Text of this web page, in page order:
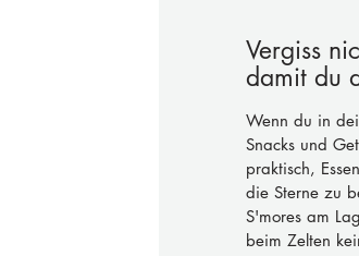
Vergiss
damit du
Wenn du in
Snacks und
praktisch,
die Sterne zu
S'mores am
beim Zelten